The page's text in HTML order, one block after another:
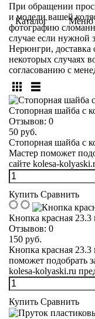
Каталог Меню
При обращении
и модели вашей
фотографию
случае если нужной
Нерюнгри, доставка
некоторых случаях
согласованию с
Стопорная шайба с
Отзывов: 0
50 руб.
Стопорная шайба с
Мастер поможет
сайте kolesa-
Купить Сравнить
Кнопка красная
Отзывов: 0
150 руб.
Кнопка красная 23.3
поможет подобрать
kolesa-kolyaski.ru
Купить Сравнить